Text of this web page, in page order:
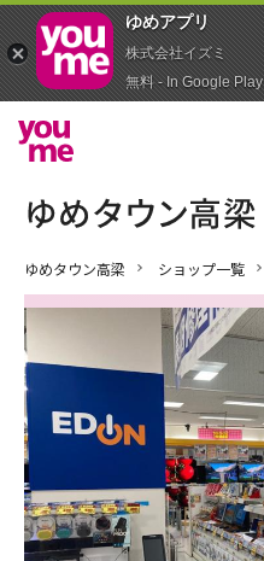
ゆめタウン高梁 ショップ一覧
ゆめアプ‪リ‬
株式会社イズミ
無料 - In Google Play